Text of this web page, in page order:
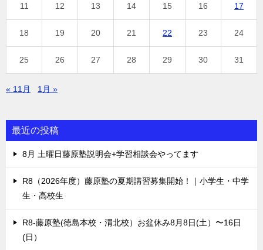
11 12 13 14 15 16 17
18 19 20 21 22 23 24
25 26 27 28 29 30 31
« 11月 1月 »
最近の投稿
8月 土曜日藤原塾説明会+学習相談会やってます
R8（2026年度）藤原塾の夏期講習募集開始！｜小学生・中学
生・高校生
R8-藤原塾(徳島本校・渭北校）お盆休み8月8日(土）〜16日
(日）